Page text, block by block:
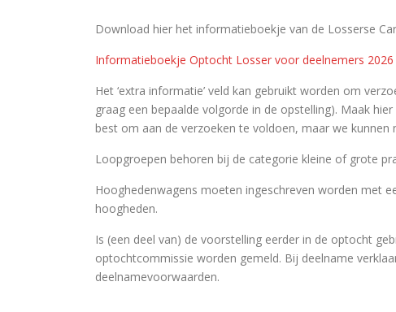
Download hier het informatieboekje van de Losserse
Informatieboekje Optocht Losser voor deelnemers 2026
Het ‘extra informatie’ veld kan gebruikt worden om
graag een bepaalde volgorde in de opstelling). Maak
best om aan de verzoeken te voldoen, maar we kunnen
Loopgroepen behoren bij de categorie kleine of grote
Hooghedenwagens moeten ingeschreven worden met
hoogheden.
Is (een deel van) de voorstelling eerder in de optocht
optochtcommissie worden gemeld. Bij deelname
deelnamevoorwaarden.